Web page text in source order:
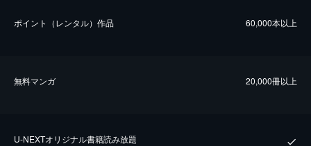
ポイント（レンタル）作品 60,000本以上
無料マンガ 20,000冊以上
U-NEXTオリジナル書籍読み放題